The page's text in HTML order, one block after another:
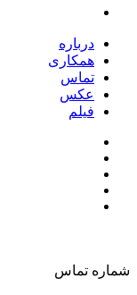
درباره
همکاری
تماس
عکس
فیلم
شماره تماس